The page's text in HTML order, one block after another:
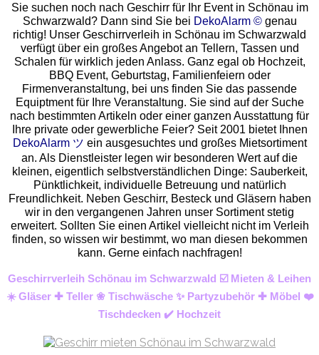
Sie suchen noch nach Geschirr für Ihr Event in Schönau im
Schwarzwald? Dann sind Sie bei DekoAlarm ©genau
richtig! Unser Geschirrverleih in Schönau im Schwarzwald
verfügt über ein großes Angebot an Tellern, Tassen und
Schalen für wirklich jeden Anlass. Ganz egal ob Hochzeit,
BBQ Event, Geburtstag, Familienfeiern oder
Firmenveranstaltung, bei uns finden Sie das passende
Equiptment für Ihre Veranstaltung. Sie sind auf der Suche
nach bestimmten Artikeln oder einer ganzen Ausstattung für
Ihre private oder gewerbliche Feier? Seit 2001 bietet Ihnen
DekoAlarm ツ ein ausgesuchtes und großes Mietsortiment
an. Als Dienstleister legen wir besonderen Wert auf die
kleinen, eigentlich selbstverständlichen Dinge: Sauberkeit,
Pünktlichkeit, individuelle Betreuung und natürlich
Freundlichkeit. Neben Geschirr, Besteck und Gläsern haben
wir in den vergangenen Jahren unser Sortiment stetig
erweitert. Sollten Sie einen Artikel vielleicht nicht im Verleih
finden, so wissen wir bestimmt, wo man diesen bekommen
kann. Gerne einfach nachfragen!
Geschirrverleih Schönau im Schwarzwald ☑️ Mieten & Leihen
☀️ Gläser ✚ Teller ❀ Tischwäsche ✨ Partyzubehör ✚ Möbel ❤️
Tischdecken ✔️ Hochzeit